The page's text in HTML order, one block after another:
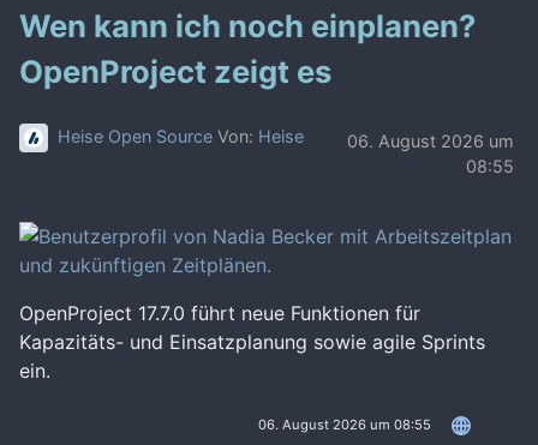
Wen kann ich noch einplanen?
OpenProject zeigt es
Heise Open Source Von: Heise
06. August 2026 um
08:55
OpenProject 17.7.0 führt neue Funktionen für
Kapazitäts- und Einsatzplanung sowie agile Sprints
ein.
06. August 2026 um 08:55